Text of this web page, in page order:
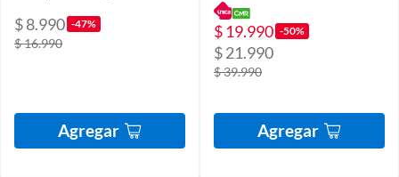
$ 8.990 -47%
$ 16.990
Agregar
$ 19.990 -50%
$ 21.990
$ 39.990
Agregar